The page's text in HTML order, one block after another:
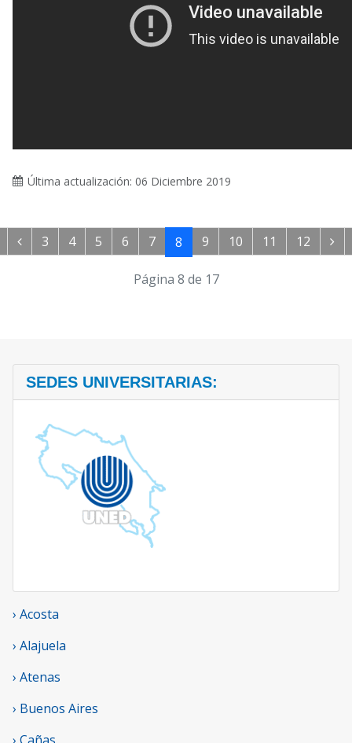
Última actualización: 06 Diciembre 2019
3 4 5 6 7 8 9 10 11 12
Página 8 de 17
SEDES UNIVERSITARIAS:
› Acosta
› Alajuela
› Atenas
› Buenos Aires